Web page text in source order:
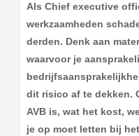
Als Chief executive
werkzaamheden
derden. Denk aan
waarvoor je
dit risico af te dekken.
AVB is, wat het kost,
je op moet letten bij